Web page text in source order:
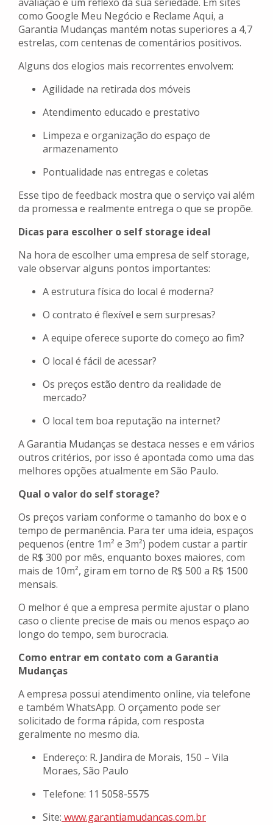
como Google Meu Negócio e Reclame Aqui, a
Garantia Mudanças mantém notas superiores a 4,7
estrelas, com centenas de comentários positivos.
Alguns dos elogios mais recorrentes envolvem:
Agilidade na retirada dos móveis
Atendimento educado e prestativo
Limpeza e organização do espaço de
armazenamento
Pontualidade nas entregas e coletas
Esse tipo de feedback mostra que o serviço vai além
da promessa e realmente entrega o que se propõe.
Dicas para escolher o self storage ideal
Na hora de escolher uma empresa de self storage,
vale observar alguns pontos importantes:
A estrutura física do local é moderna?
O contrato é flexível e sem surpresas?
A equipe oferece suporte do começo ao fim?
O local é fácil de acessar?
Os preços estão dentro da realidade de
mercado?
O local tem boa reputação na internet?
A Garantia Mudanças se destaca nesses e em vários
outros critérios, por isso é apontada como uma das
melhores opções atualmente em São Paulo.
Qual o valor do self storage?
Os preços variam conforme o tamanho do box e o
tempo de permanência. Para ter uma ideia, espaços
pequenos (entre 1m² e 3m²) podem custar a partir
de R$ 300 por mês, enquanto boxes maiores, com
mais de 10m², giram em torno de R$ 500 a R$ 1500
mensais.
O melhor é que a empresa permite ajustar o plano
caso o cliente precise de mais ou menos espaço ao
longo do tempo, sem burocracia.
Como entrar em contato com a Garantia
Mudanças
A empresa possui atendimento online, via telefone
e também WhatsApp. O orçamento pode ser
solicitado de forma rápida, com resposta
geralmente no mesmo dia.
Endereço: R. Jandira de Morais, 150 – Vila
Moraes, São Paulo
Telefone: 11 5058-5575
Site: www.garantiamudancas.com.br